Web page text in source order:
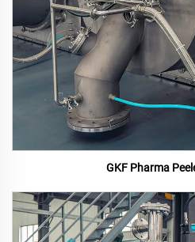
GKF Pharma